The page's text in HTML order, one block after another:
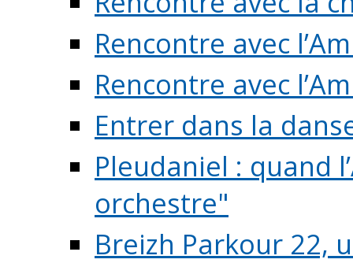
Rencontre avec
Rencontre avec
Entrer dans la
Pleudaniel : quand
orchestre"
Breizh Parkour 22,